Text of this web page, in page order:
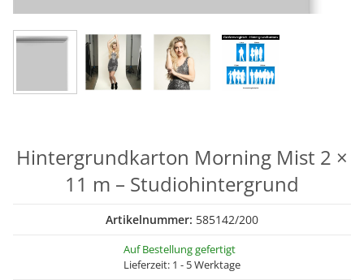
Hintergrundkarton Morning Mist 2 ×
11 m – Studiohintergrund
Artikelnummer: 585142/200
Auf Bestellung gefertigt
Lieferzeit: 1 - 5 Werktage